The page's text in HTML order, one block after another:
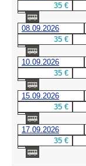
35 €
08.09.2026
35 €
10.09.2026
35 €
15.09.2026
35 €
17.09.2026
35 €